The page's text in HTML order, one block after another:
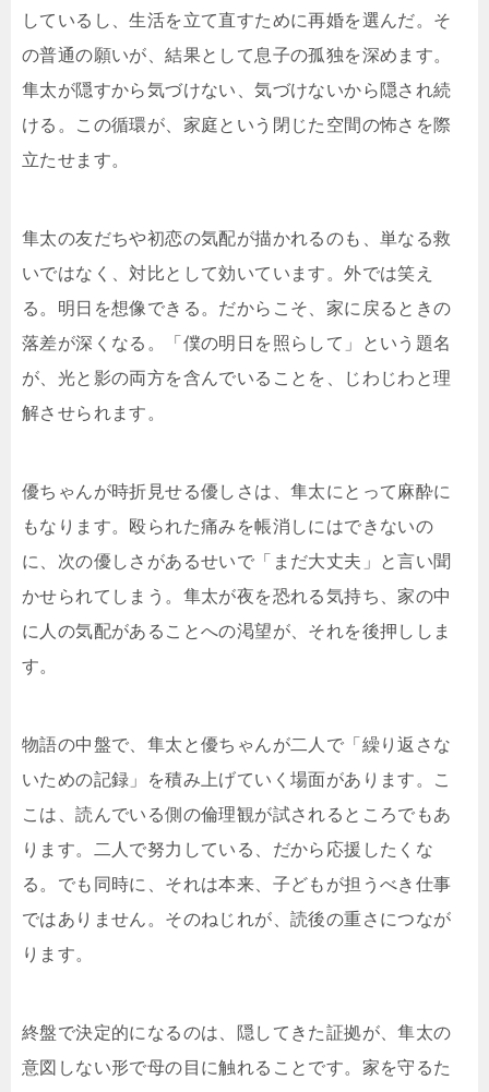
しているし、生活を立て直すために再婚を選んだ。そ
の普通の願いが、結果として息子の孤独を深めます。
隼太が隠すから気づけない、気づけないから隠され続
ける。この循環が、家庭という閉じた空間の怖さを際
立たせます。
隼太の友だちや初恋の気配が描かれるのも、単なる救
いではなく、対比として効いています。外では笑え
る。明日を想像できる。だからこそ、家に戻るときの
落差が深くなる。「僕の明日を照らして」という題名
が、光と影の両方を含んでいることを、じわじわと理
解させられます。
優ちゃんが時折見せる優しさは、隼太にとって麻酔に
もなります。殴られた痛みを帳消しにはできないの
に、次の優しさがあるせいで「まだ大丈夫」と言い聞
かせられてしまう。隼太が夜を恐れる気持ち、家の中
に人の気配があることへの渇望が、それを後押ししま
す。
物語の中盤で、隼太と優ちゃんが二人で「繰り返さな
いための記録」を積み上げていく場面があります。こ
こは、読んでいる側の倫理観が試されるところでもあ
ります。二人で努力している、だから応援したくな
る。でも同時に、それは本来、子どもが担うべき仕事
ではありません。そのねじれが、読後の重さにつなが
ります。
終盤で決定的になるのは、隠してきた証拠が、隼太の
意図しない形で母の目に触れることです。家を守るた